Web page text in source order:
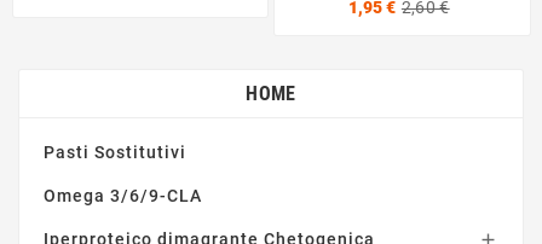
1,95 € 2,60 €
HOME
Pasti Sostitutivi
Omega 3/6/9-CLA
Iperproteico dimagrante Chetogenica 